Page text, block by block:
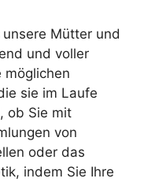
Mütter und
und voller
möglichen
sie im Laufe
ob Sie mit
von
oder das
indem Sie Ihre